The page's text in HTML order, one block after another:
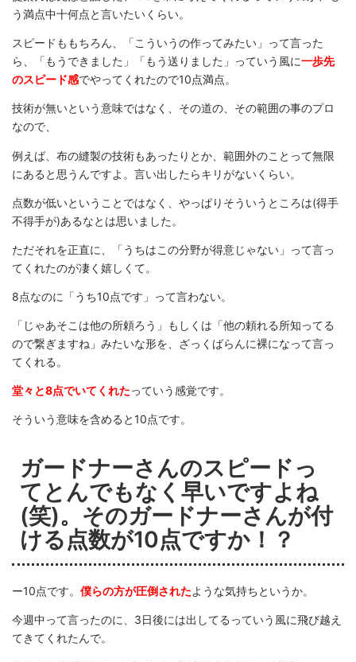
う満点中十何点と言いたいくらい。
スピードももちろん、「こういうの作ってみたい」って言った
ら、「もうできました」「もう送りました」っていう風に一歩先
のスピード感でやってくれたので10点満点。
技術が無いという意味ではなく、その道の、その範囲の事のプロ
なので、
例えば、布の縫製の技術もあったりとか、範囲外のことって無限
にあると思うんですよ。言い出したらキリがないくらい。
点数が低いということではなく、やっぱりそういうところは(得手
不得手が)あるなとは思いました。
ただそれを正直に、「うちはこの分野が得意じゃない」って言っ
てくれたのが凄く嬉しくて。
8点なのに「うち10点です」って言わない。
「じゃあそこは他の所頼ろう」もしくは「他の頼れる所知ってる
ので繋ぎますね」みたいな形を、ざっくばらんに裸になって言っ
てくれる。
堂々と8点でいてくれたっていう感覚です。
そういう意味を含めると10点です。
ガードナーさんのスピードっ
てとんでもなく早いですよね
(笑)。そのガードナーさんが付
ける点数が10点ですか！？
ー10点です。 僕らの方が圧倒されたような気持ちというか。
今週中って言ったのに、3日後には出してるっていう風に飛び越え
てきてくれたんで。